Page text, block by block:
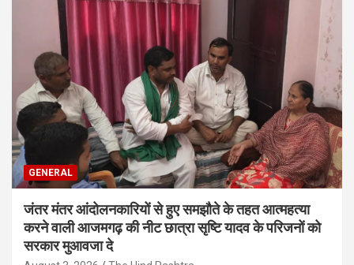
GENERAL
जंतर मंतर आंदोलनकारियों से हुए समझौते के तहत आत्महत्या
करने वाली आजमगढ़ की नीट छात्रा सृष्टि यादव के परिजनों को
सरकार मुआवजा दे